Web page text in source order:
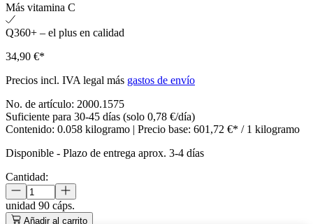
Más vitamina C
Q360+ – el plus en calidad
34,90 €*
Precios incl. IVA legal más gastos de envío
No. de artículo: 2000.1575
Suficiente para 30-45 días (solo 0,78 €/día)
Contenido: 0.058 kilogramo | Precio base: 601,72 €* / 1 kilogramo
Disponible - Plazo de entrega aprox. 3-4 días
Cantidad:
unidad 90 cáps.
Añadir al carrito